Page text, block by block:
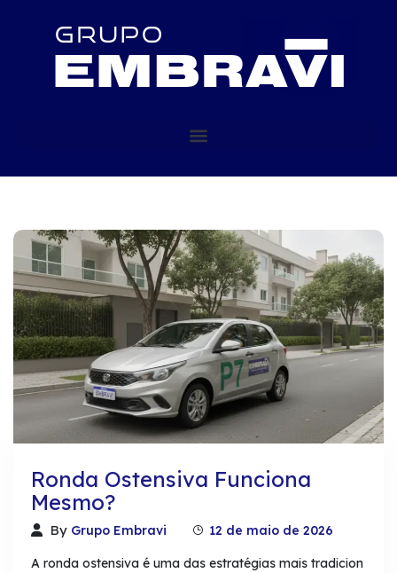
Ronda Ostensiva Funciona
Mesmo?
By Grupo Embravi 12 de maio de 2026
A ronda ostensiva é uma das estratégias mais tradicion